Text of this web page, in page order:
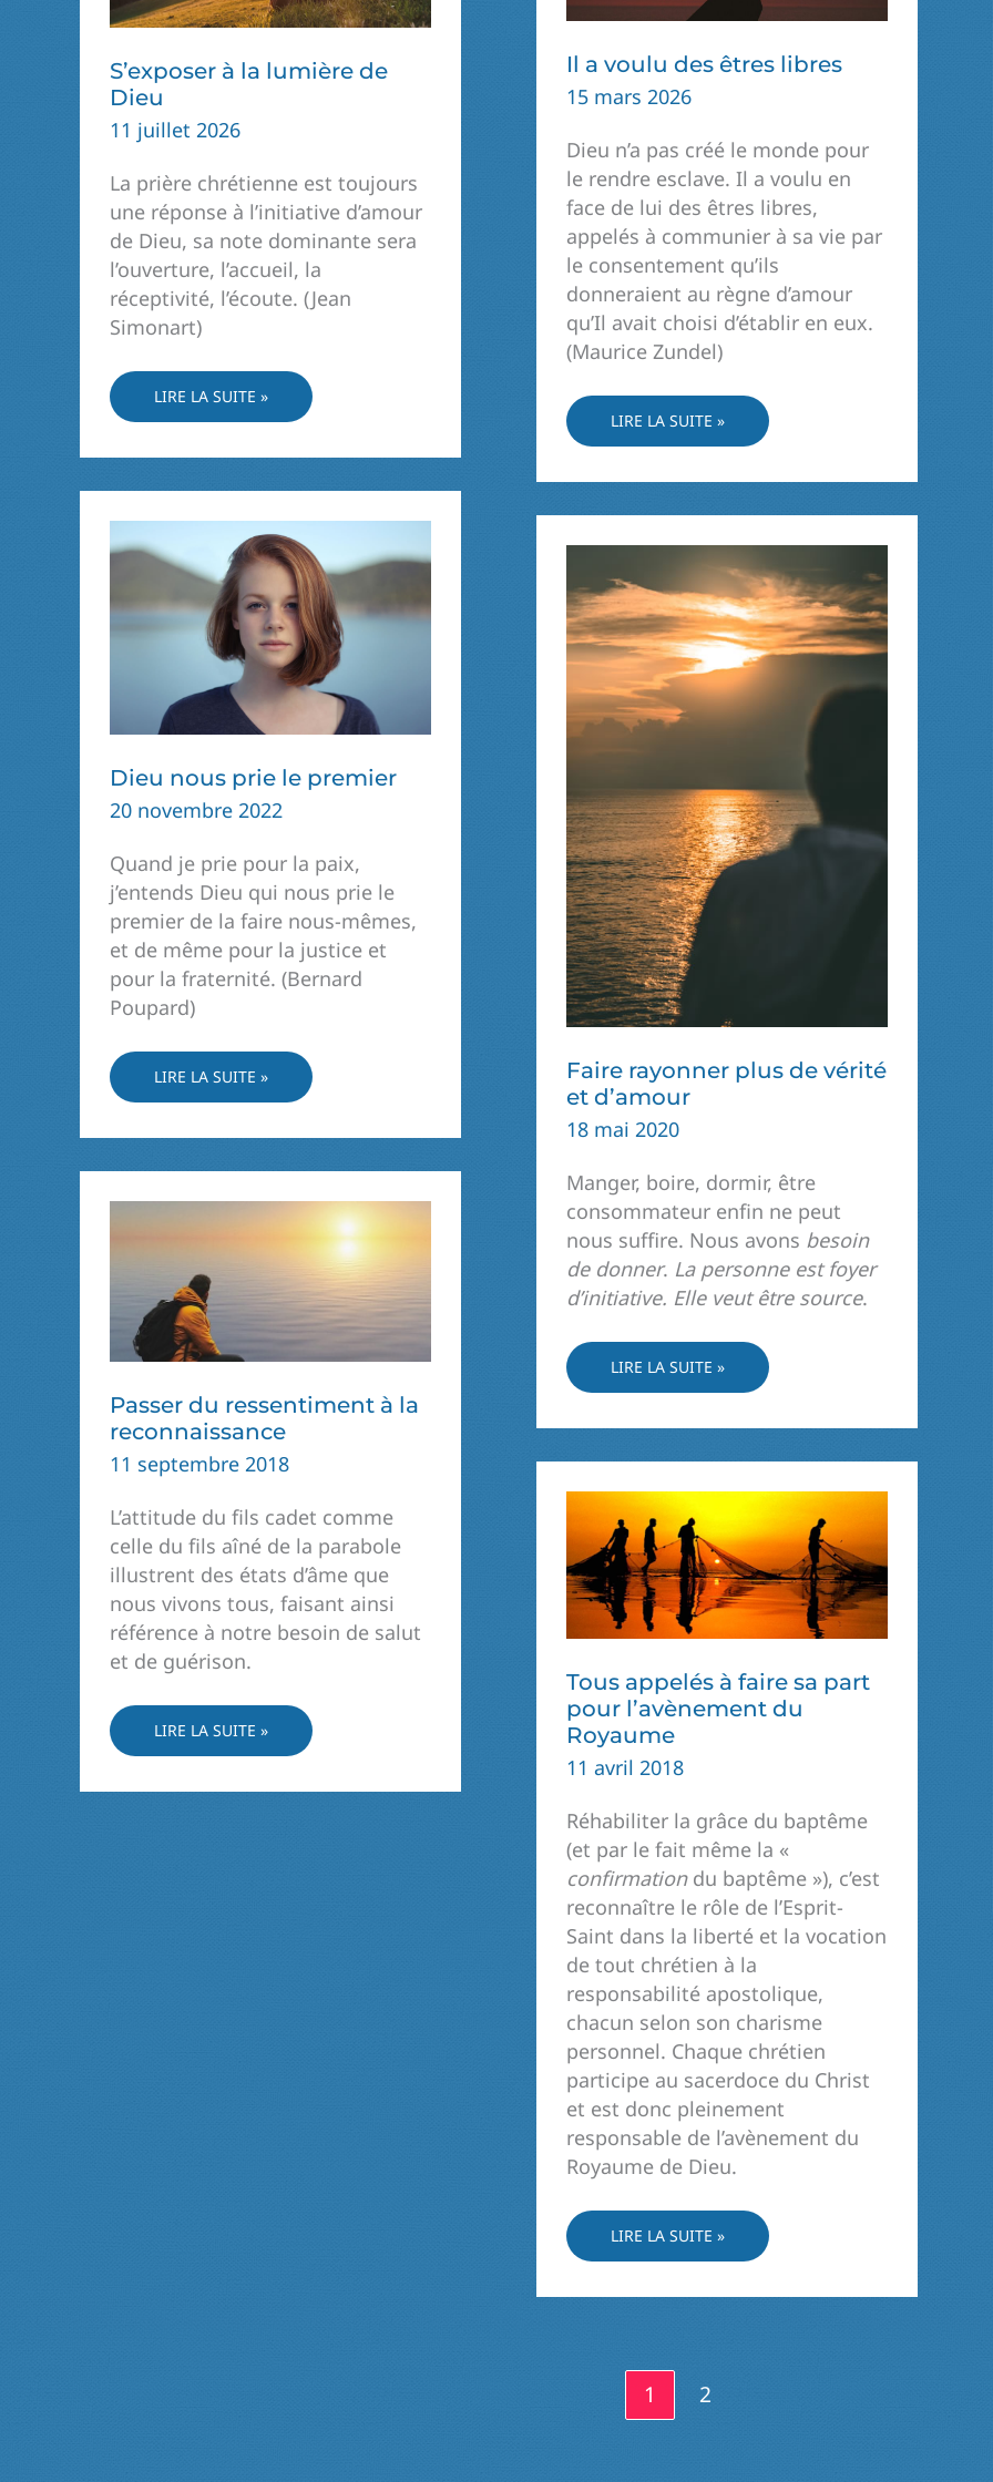
S’exposer à la lumière de
Dieu
11 juillet 2026
La prière chrétienne est toujours
une réponse à l’initiative d’amour
de Dieu, sa note dominante sera
l’ouverture, l’accueil, la
réceptivité, l’écoute. (Jean
Simonart)
S’EXPOSER
À
LIRE LA SUITE »
Il a voulu des êtres libres
15 mars 2026
Dieu n’a pas créé le monde pour
le rendre esclave. Il a voulu en
face de lui des êtres libres,
appelés à communier à sa vie par
le consentement qu’ils
donneraient au règne d’amour
qu’Il avait choisi d’établir en eux.
(Maurice Zundel)
IL
A
LIRE LA SUITE »
Dieu nous prie le premier
20 novembre 2022
Quand je prie pour la paix,
j’entends Dieu qui nous prie le
premier de la faire nous-mêmes,
et de même pour la justice et
pour la fraternité. (Bernard
Poupard)
DIEU
NOUS
PRIE
LIRE LA SUITE »
Faire rayonner plus de vérité
et d’amour
18 mai 2020
Manger, boire, dormir, être
consommateur enfin ne peut
nous suffire. Nous avons besoin
de donner. La personne est foyer
d’initiative. Elle veut être source.
FAIRE
RAYONNER
ET
D’AMOUR
LIRE LA SUITE »
Passer du ressentiment à la
reconnaissance
11 septembre 2018
L’attitude du fils cadet comme
celle du fils aîné de la parabole
illustrent des états d’âme que
nous vivons tous, faisant ainsi
référence à notre besoin de salut
et de guérison.
PASSER
DU
LIRE LA SUITE »
Tous appelés à faire sa part
pour l’avènement du
Royaume
11 avril 2018
Réhabiliter la grâce du baptême
(et par le fait même la «
confirmationdu baptême »), c’est
reconnaître le rôle de l’Esprit-
Saint dans la liberté et la vocation
de tout chrétien à la
responsabilité apostolique,
chacun selon son charisme
personnel. Chaque chrétien
participe au sacerdoce du Christ
et est donc pleinement
responsable de l’avènement du
Royaume de Dieu.
TOUS
APPELÉS
À
PART
POUR
LIRE LA SUITE »
1 2